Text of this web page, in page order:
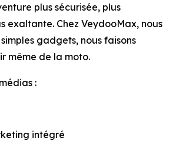
plus sécurisée, plus
exaltante. Chez VeydooMax, nous
gadgets, nous faisons
même de la moto.
:
intégré